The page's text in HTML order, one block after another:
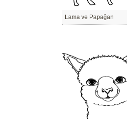
Lama ve Papağan